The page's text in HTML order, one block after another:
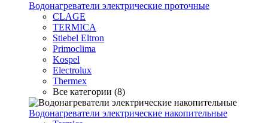
Водонагреватeли электрические проточные
CLAGE
TERMICA
Stiebel Eltron
Primoclima
Kospel
Electrolux
Thermex
Все категории (8)
Водонагреватели электрические накопительные